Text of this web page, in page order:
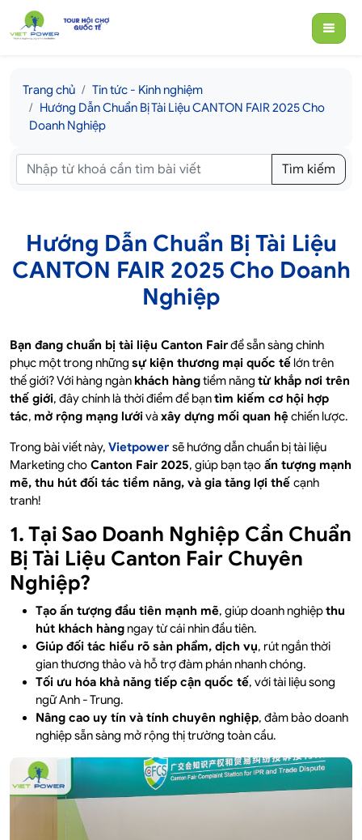
Trang chủ
Tin tức - Kinh nghiệm
Hướng Dẫn Chuẩn Bị Tài Liệu CANTON FAIR 2025 Cho
Doanh Nghiệp
Tìm kiếm
Hướng Dẫn Chuẩn Bị Tài Liệu
CANTON FAIR 2025 Cho Doanh
Nghiệp
Bạn đang chuẩn bị tài liệu Canton Fairđể sẵn sàng chinh
phục một trong những sự kiện thương mại quốc tế lớn trên
thế giới? Với hàng ngàn khách hàngtiềm năng từ khắp nơi trên
thế giới, đây chính là thời điểm để bạntìm kiếm cơ hội hợp
tác, mở rộng mạng lướivàxây dựng mối quan hệchiến lược.
Trong bài viết này, Vietpower sẽ hướng dẫn chuẩn bị tài liệu
Marketing cho Canton Fair 2025, giúp bạn tạo ấn tượng mạnh
mẽ, thu hút đối tác tiềm năng, và gia tăng lợi thế cạnh
tranh!
1. Tại Sao Doanh Nghiệp Cần Chuẩn
Bị Tài Liệu Canton Fair Chuyên
Nghiệp?
Tạo ấn tượng đầu tiên mạnh mẽ, giúp doanh nghiệpthu
hút khách hàng ngay từ cái nhìn đầu tiên.
Giúp đối tác hiểu rõ sản phẩm, dịch vụ, rút ngắn thời
gian thương thảo và hỗ trợ đàm phán nhanh chóng.
Tối ưu hóa khả năng tiếp cận quốc tế, với tài liệu song
ngữ Anh - Trung.
Nâng cao uy tín và tính chuyên nghiệp, đảm bảo doanh
nghiệp sẵn sàng mở rộng thị trường toàn cầu.